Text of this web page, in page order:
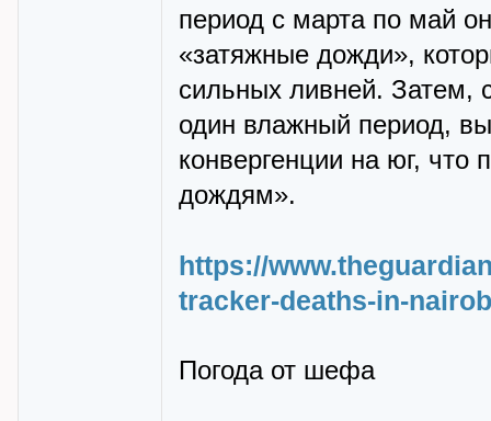
период с марта по май
«затяжные дожди»,
сильных ливней. Затем,
один влажный период,
конвергенции на юг, что
дождям».
https://
tracker-deaths-in-
Погода от шефа